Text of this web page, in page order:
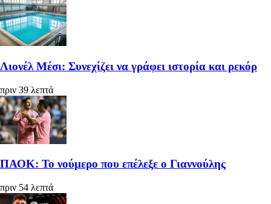
Λιονέλ Μέσι: Συνεχίζει να γράφει ιστορία και ρεκόρ
πριν 39 λεπτά
ΠΑΟΚ: Το νούμερο που επέλεξε ο Γιαννούλης
πριν 54 λεπτά